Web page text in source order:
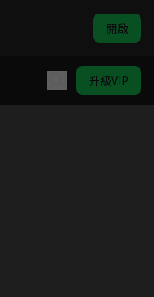
開啟
升級VIP